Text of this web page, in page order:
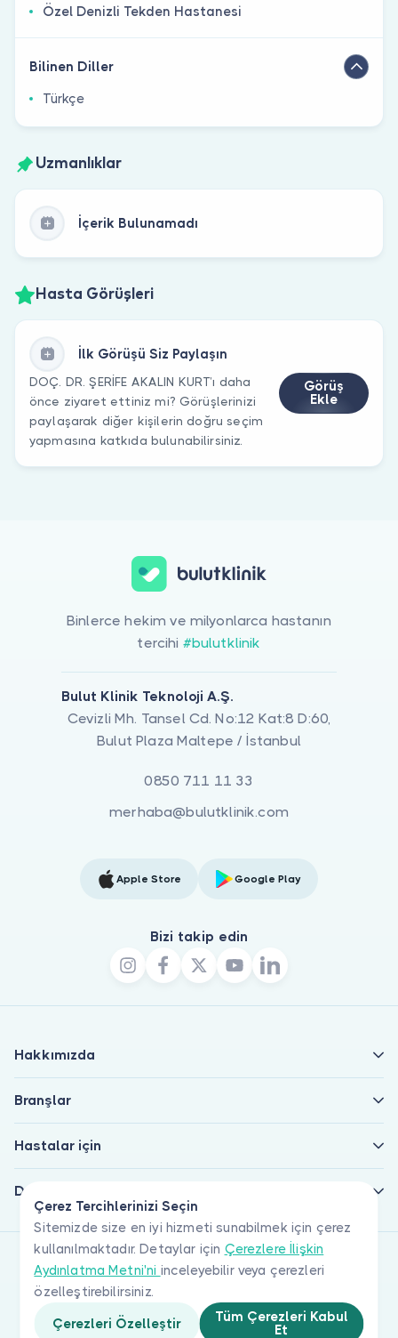
Özel Denizli Tekden Hastanesi
Bilinen Diller
Türkçe
Uzmanlıklar
İçerik Bulunamadı
Hasta Görüşleri
İlk Görüşü Siz Paylaşın
DOÇ. DR. ŞERİFE AKALIN KURT’ı daha
önce ziyaret ettiniz mi? Görüşlerinizi
paylaşarak diğer kişilerin doğru seçim
yapmasına katkıda bulunabilirsiniz.
Görüş
Ekle
Çerez Tercihlerinizi Seçin
Sitemizde size en iyi hizmeti sunabilmek için çerez
kullanılmaktadır. Detaylar için Çerezlere İlişkin
Aydınlatma Metni'ni inceleyebilir veya çerezleri
özelleştirebilirsiniz.
Çerezleri Özelleştir
Tüm Çerezleri Kabul
Et
Binlerce hekim ve milyonlarca hastanın
tercihi #bulutklinik
Bulut Klinik Teknoloji A.Ş.
Cevizli Mh. Tansel Cd. No:12 Kat:8 D:60,
Bulut Plaza Maltepe / İstanbul
0850 711 11 33
merhaba@bulutklinik.com
Apple Store Google Play
Bizi takip edin
Hakkımızda
Branşlar
Hastalar için
Doktorlar için